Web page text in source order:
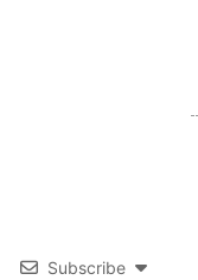
Subscribe